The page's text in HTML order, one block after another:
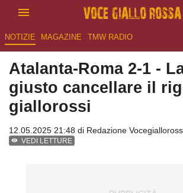
NOTIZIE MAGAZINE TMW RADIO
Atalanta-Roma 2-1 -
giusto cancellare il
giallorossi
12.05.2025 21:48 di Redazione
VEDI LETTURE